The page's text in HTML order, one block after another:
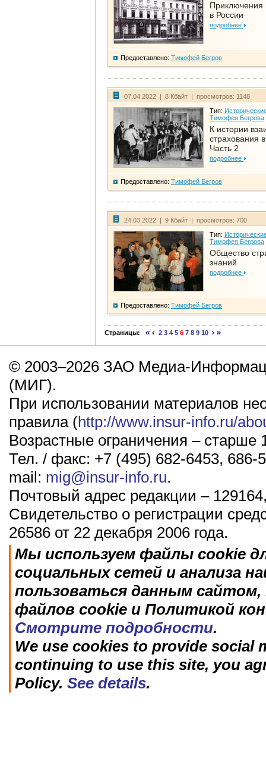
Приключения
в России
подробнее
Предоставлено: Тимофей Бегров
07.04.2022 | 8 Кбайт | просмотров: 1148
Тип:
Тимофея Бегрова
К истории
страхования
Часть 2
подробнее
Предоставлено: Тимофей Бегров
24.03.2022 | 9 Кбайт | просмотров: 700
Тип:
Тимофея Бегрова
Общество
знаний
подробнее
Предоставлено: Тимофей Бегров
Страницы: 2 3 4 5 6 7 8 9 10
© 2003–2026 ЗАО Медиа-
(МИГ).
При использовании материалов
правила (http://www.insur-info.ru/
Возрастные ограничения – старше
Тел. / факс: +7 (495) 682-6453, 686-
mail: mig@insur-info.ru.
Почтовый адрес редакции –
Свидетельство о регистрации
26586 от 22 декабря 2006 года.
Мы используем файлы cookie
социальных сетей и анализа
пользоваться данным
файлов cookie и Политикой
Смотрите подробности.
We use cookies to provide social
continuing to use this site, you
Policy. See details.